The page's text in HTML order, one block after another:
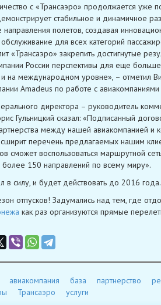
с «Трансаэро» продолжается уже
стабильное и динамичное
полетов, создавая
для всех категорий
«Трансаэро» закрепить достигнутые
России перспективы для еще
и на международном уровне», – отметил
Amadeus по работе с авиакомпаниями
директора – руководитель
Гульницкий сказал: «Подписанный
между нашей авиакомпанией и
перечень предлагаемых нашим
сможет воспользоваться маршрутной
150 направлений по всему миру».
в силу, и будет действовать до 2016 года.
отпусков! Задумались над тем, где
как раз организуются прямые
авиакомпания база партнерство
Трансаэро
услуги